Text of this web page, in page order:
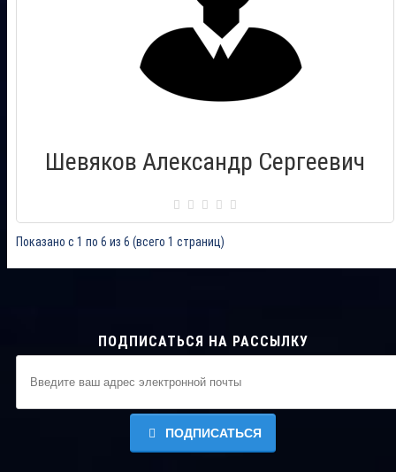
Шевяков Александр Сергеевич
Сертификат: 000369
Город: Рязань
Дата выдачи: 23.07.2011
Показано с 1 по 6 из 6 (всего 1 страниц)
ПОДПИСАТЬСЯ НА РАССЫЛКУ
ПОДПИСАТЬСЯ